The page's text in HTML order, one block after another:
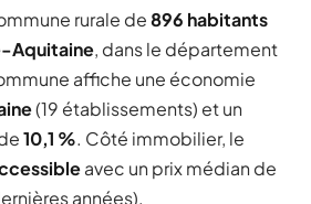
rurale de896 habitants
Aquitaine, dans le département
affiche une économie
(19 établissements) et un
10,1 %. Côté immobilier, le
avec un prix médian de
années).